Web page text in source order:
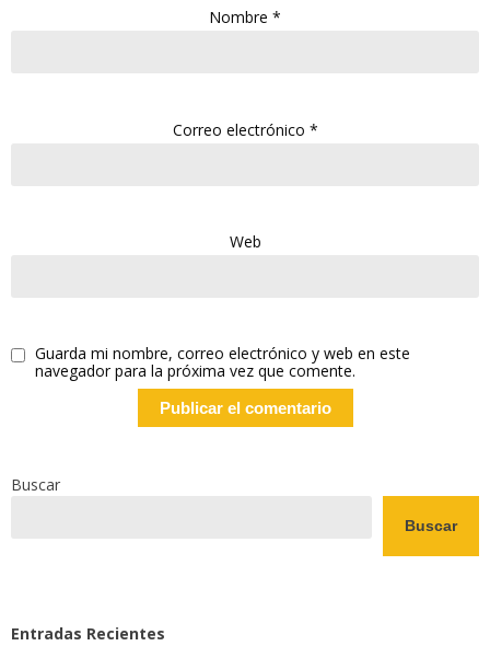
Nombre *
Correo electrónico *
Web
Guarda mi nombre, correo electrónico y web en este
navegador para la próxima vez que comente.
Buscar
Buscar
Entradas Recientes